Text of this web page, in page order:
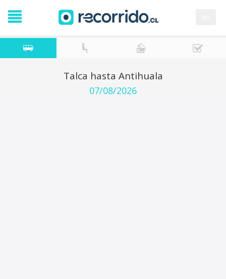
Talca hasta Antihuala
07/08/2026